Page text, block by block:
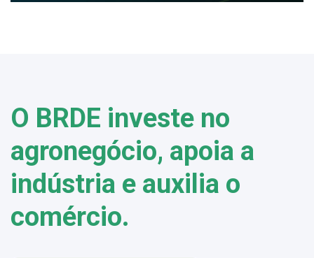
O BRDE investe no
agronegócio, apoia a
indústria e auxilia o
comércio.